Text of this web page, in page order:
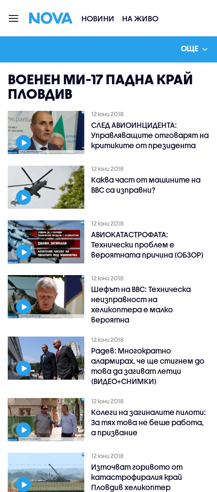
НОВИНИ НА ЖИВО
ОЩЕ
ВОЕНЕН МИ-17 ПАДНА КРАЙ
ПЛОВДИВ
12 юни 2018
СЛЕД АВИОИНЦИДЕНТА:
Управляващите отговарят на
критиките от президента
12 юни 2018
Каква част от машините на
ВВС са изправни?
12 юни 2018
АВИОКАТАСТРОФАТА:
Технически проблем е
вероятната причина (ОБЗОР)
12 юни 2018
Шефът на ВВС: Техническа
неизправност на
хеликоптера е малко
вероятна
12 юни 2018
Радев: Многократно
алармирах, че ще стигнем до
това да загиват летци
(ВИДЕО+СНИМКИ)
12 юни 2018
Колеги на загиналите пилоти:
За тях това не беше работа,
а призвание
12 юни 2018
Източват горивото от
катастрофиралия край
Пловдив хеликоптер